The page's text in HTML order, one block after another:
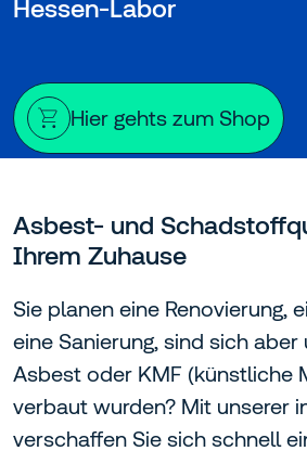
Hessen-Labor
Hier gehts zum Shop
Asbest- und
Ihrem Zuhause
Sie planen eine Renovierung,
eine Sanierung, sind sich aber
Asbest oder KMF (künstliche
verbaut wurden? Mit unserer
verschaffen Sie sich schnell